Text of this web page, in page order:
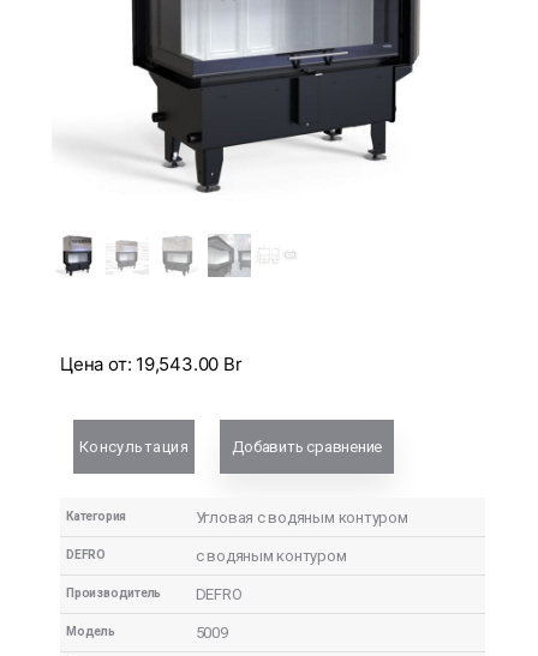
Цена от: 19,543.00 Br
Консультация Добавить сравнение
Категория Угловая с водяным контуром
DEFRO с водяным контуром
Производитель DEFRO
Модель 5009